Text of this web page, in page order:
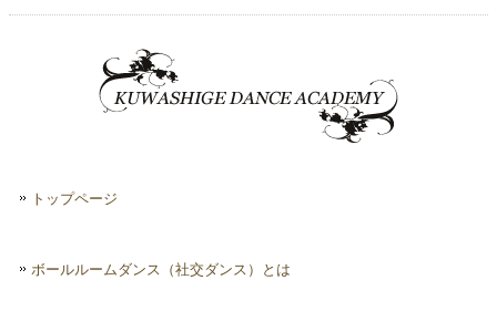
トップページ
ボールルームダンス（社交ダンス）とは